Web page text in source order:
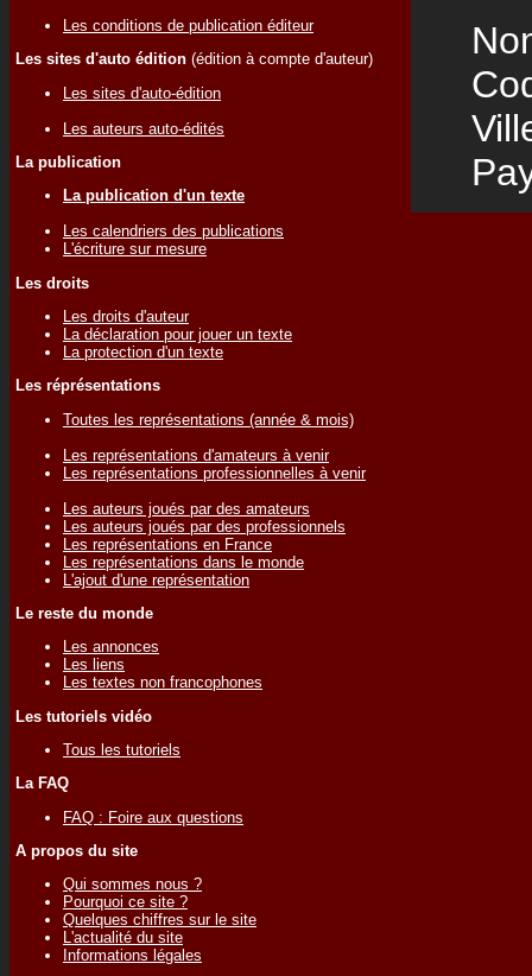
Les conditions de publication éditeur
Les sites d'auto édition (édition à compte d'auteur)
Les sites d'auto-édition
Les auteurs auto-édités
La publication
La publication d'un texte
Les calendriers des publications
L'écriture sur mesure
Les droits
Les droits d'auteur
La déclaration pour jouer un texte
La protection d'un texte
Les réprésentations
Toutes les représentations (année & mois)
Les représentations d'amateurs à venir
Les représentations professionnelles à venir
Les auteurs joués par des amateurs
Les auteurs joués par des professionnels
Les représentations en France
Les représentations dans le monde
L'ajout d'une représentation
Le reste du monde
Les annonces
Les liens
Les textes non francophones
Les tutoriels vidéo
Tous les tutoriels
La FAQ
FAQ : Foire aux questions
A propos du site
Qui sommes nous ?
Pourquoi ce site ?
Quelques chiffres sur le site
L'actualité du site
Informations légales